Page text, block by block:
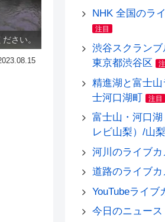
さい。
NHK 全国のラ
注目
渋谷スクラン
東京都渋谷区
精進湖と富士
士河口湖町
注目
富士山・河口
レビ山梨）/山
河川のライブカ
道路のライブカ
YouTubeライブ
今日のニュース